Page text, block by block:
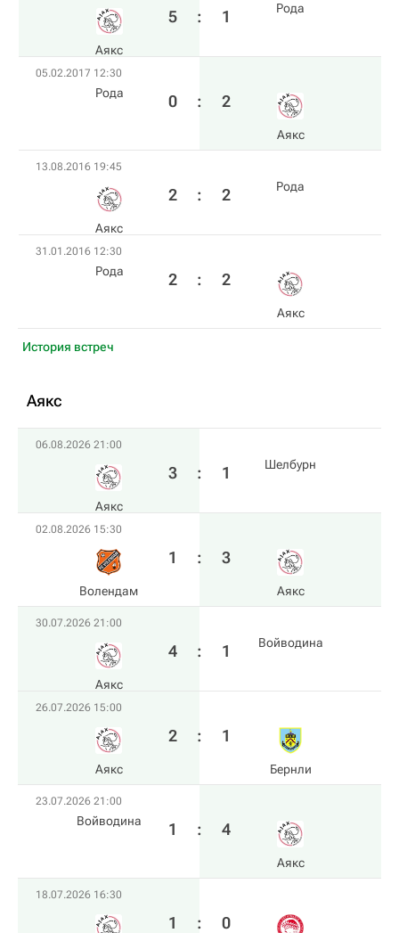
Аякс
5 : 1 Рода
05.02.2017 12:30
Рода 0 : 2
Аякс
13.08.2016 19:45
Аякс
2 : 2 Рода
31.01.2016 12:30
Рода 2 : 2
Аякс
История встреч
Аякс
06.08.2026 21:00
Аякс
3 : 1 Шелбурн
02.08.2026 15:30
Волендам
1 : 3
Аякс
30.07.2026 21:00
Аякс
4 : 1 Войводина
26.07.2026 15:00
Аякс
2 : 1
Бернли
23.07.2026 21:00
Войводина 1 : 4
Аякс
18.07.2026 16:30
1 : 0